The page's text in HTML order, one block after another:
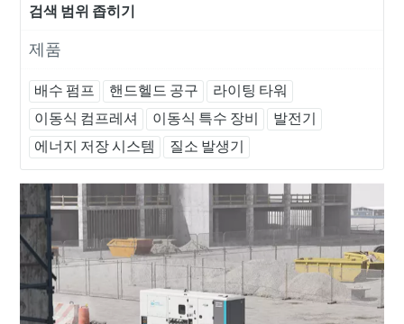
검색 범위 좁히기
제품
배수 펌프 핸드헬드 공구
라이팅 타워
이동식 컴프레셔
이동식 특수 장비
발전기
에너지 저장 시스템
질소 발생기